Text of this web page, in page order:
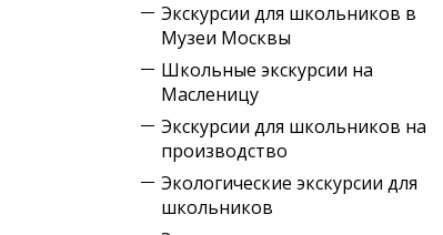
Экскурсии для школьников в
Музеи Москвы
Школьные экскурсии на
Масленицу
Экскурсии для школьников на
производство
Экологические экскурсии для
школьников